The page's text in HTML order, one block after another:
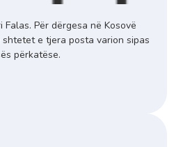
Për dërgesa në Kosovë
e tjera posta varion sipas
përkatëse.